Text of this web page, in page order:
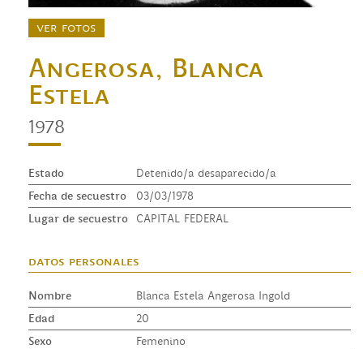
ver fotos
Angerosa, Blanca
Estela
1978
Estado
Detenido/a desaparecido/a
Fecha de secuestro
03/03/1978
Lugar de secuestro
CAPITAL FEDERAL
datos personales
Nombre
Blanca Estela Angerosa Ingold
Edad
20
Sexo
Femenino